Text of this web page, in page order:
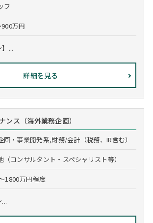
フ
万円
】...
詳細を見る
ンス（海外業務企画）
画・事業開発系,財務/会計（税務、IR含む）
（コンサルタント・スペシャリスト等）
1800万円程度